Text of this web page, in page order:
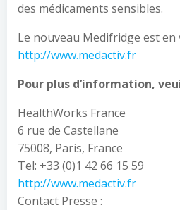
des médicaments sensibles.
Le nouveau Medifridge est en
http://www.medactiv.fr
Pour plus d’information,
HealthWorks France
6 rue de Castellane
75008, Paris, France
Tel: +33 (0)1 42 66 15 59
http://www.medactiv.fr
Contact Presse :